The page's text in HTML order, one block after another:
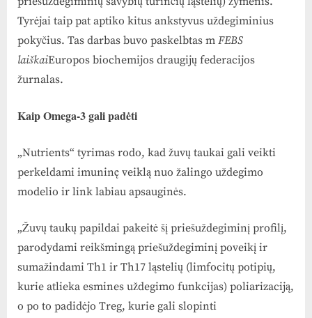
Tyrėjai taip pat aptiko kitus ankstyvus uždegiminius
pokyčius. Tas darbas buvo paskelbtas m FEBS
laiškaiEuropos biochemijos draugijų federacijos
žurnalas.
Kaip Omega-3 gali padėti
„Nutrients“ tyrimas rodo, kad žuvų taukai gali veikti
perkeldami imuninę veiklą nuo žalingo uždegimo
modelio ir link labiau apsauginės.
„Žuvų taukų papildai pakeitė šį priešuždegiminį profilį,
parodydami reikšmingą priešuždegiminį poveikį ir
sumažindami Th1 ir Th17 ląstelių (limfocitų potipių,
kurie atlieka esmines uždegimo funkcijas) poliarizaciją,
o po to padidėjo Treg, kurie gali slopinti